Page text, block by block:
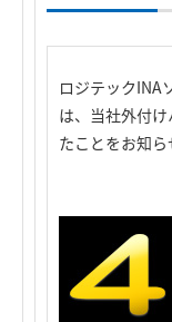
ロジテックINA
は、当社外付
たことをお知ら